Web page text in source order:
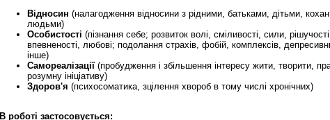
Відносин (налагодження відносини з рідними, батьками, дітьми,
людьми)
Особистості (пізнання себе; розвиток волі, сміливості, сили,
впевненості, любові; подолання страхів, фобій, комплексів,
інше)
Самореалізації (пробудження і збільшення інтересу жити, творити,
розумну ініціативу)
Здоров'я (психосоматика, зцілення хвороб в тому числі хронічних)
В роботі застосовується: